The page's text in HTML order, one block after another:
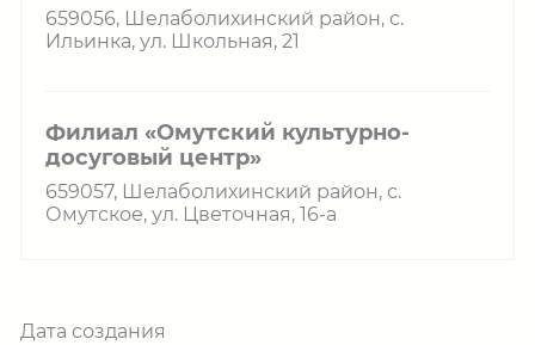
659056, Шелаболихинский район, с.
Ильинка, ул. Школьная, 21
Филиал «Омутский культурно-
досуговый центр»
659057, Шелаболихинский район, с.
Омутское, ул. Цветочная, 16-а
Дата создания